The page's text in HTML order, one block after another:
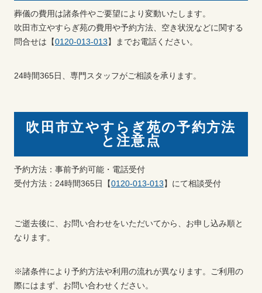
葬儀の費用は諸条件やご要望により変動いたします。
吹田市立やすらぎ苑の費用や予約方法、空き状況などに関する
問合せは【0120-013-013】までお電話ください。
24時間365日、専門スタッフがご相談を承ります。
吹田市立やすらぎ苑の予約方法
と注意点
予約方法：事前予約可能・電話受付
受付方法：24時間365日【0120-013-013】にて相談受付
ご逝去後に、お問い合わせをいただいてから、お申し込み順と
なります。
※諸条件により予約方法や利用の流れが異なります。ご利用の
際にはまず、お問い合わせください。